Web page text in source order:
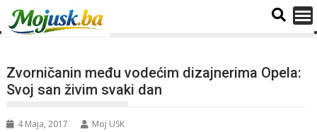
Zvorničanin među vodećim dizajnerima Opela:
Svoj san živim svaki dan
4 Maja, 2017 Moj USK